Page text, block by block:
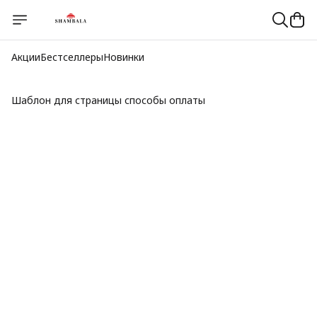
АкцииБестселлерыНовинки
Шаблон для страницы способы оплаты